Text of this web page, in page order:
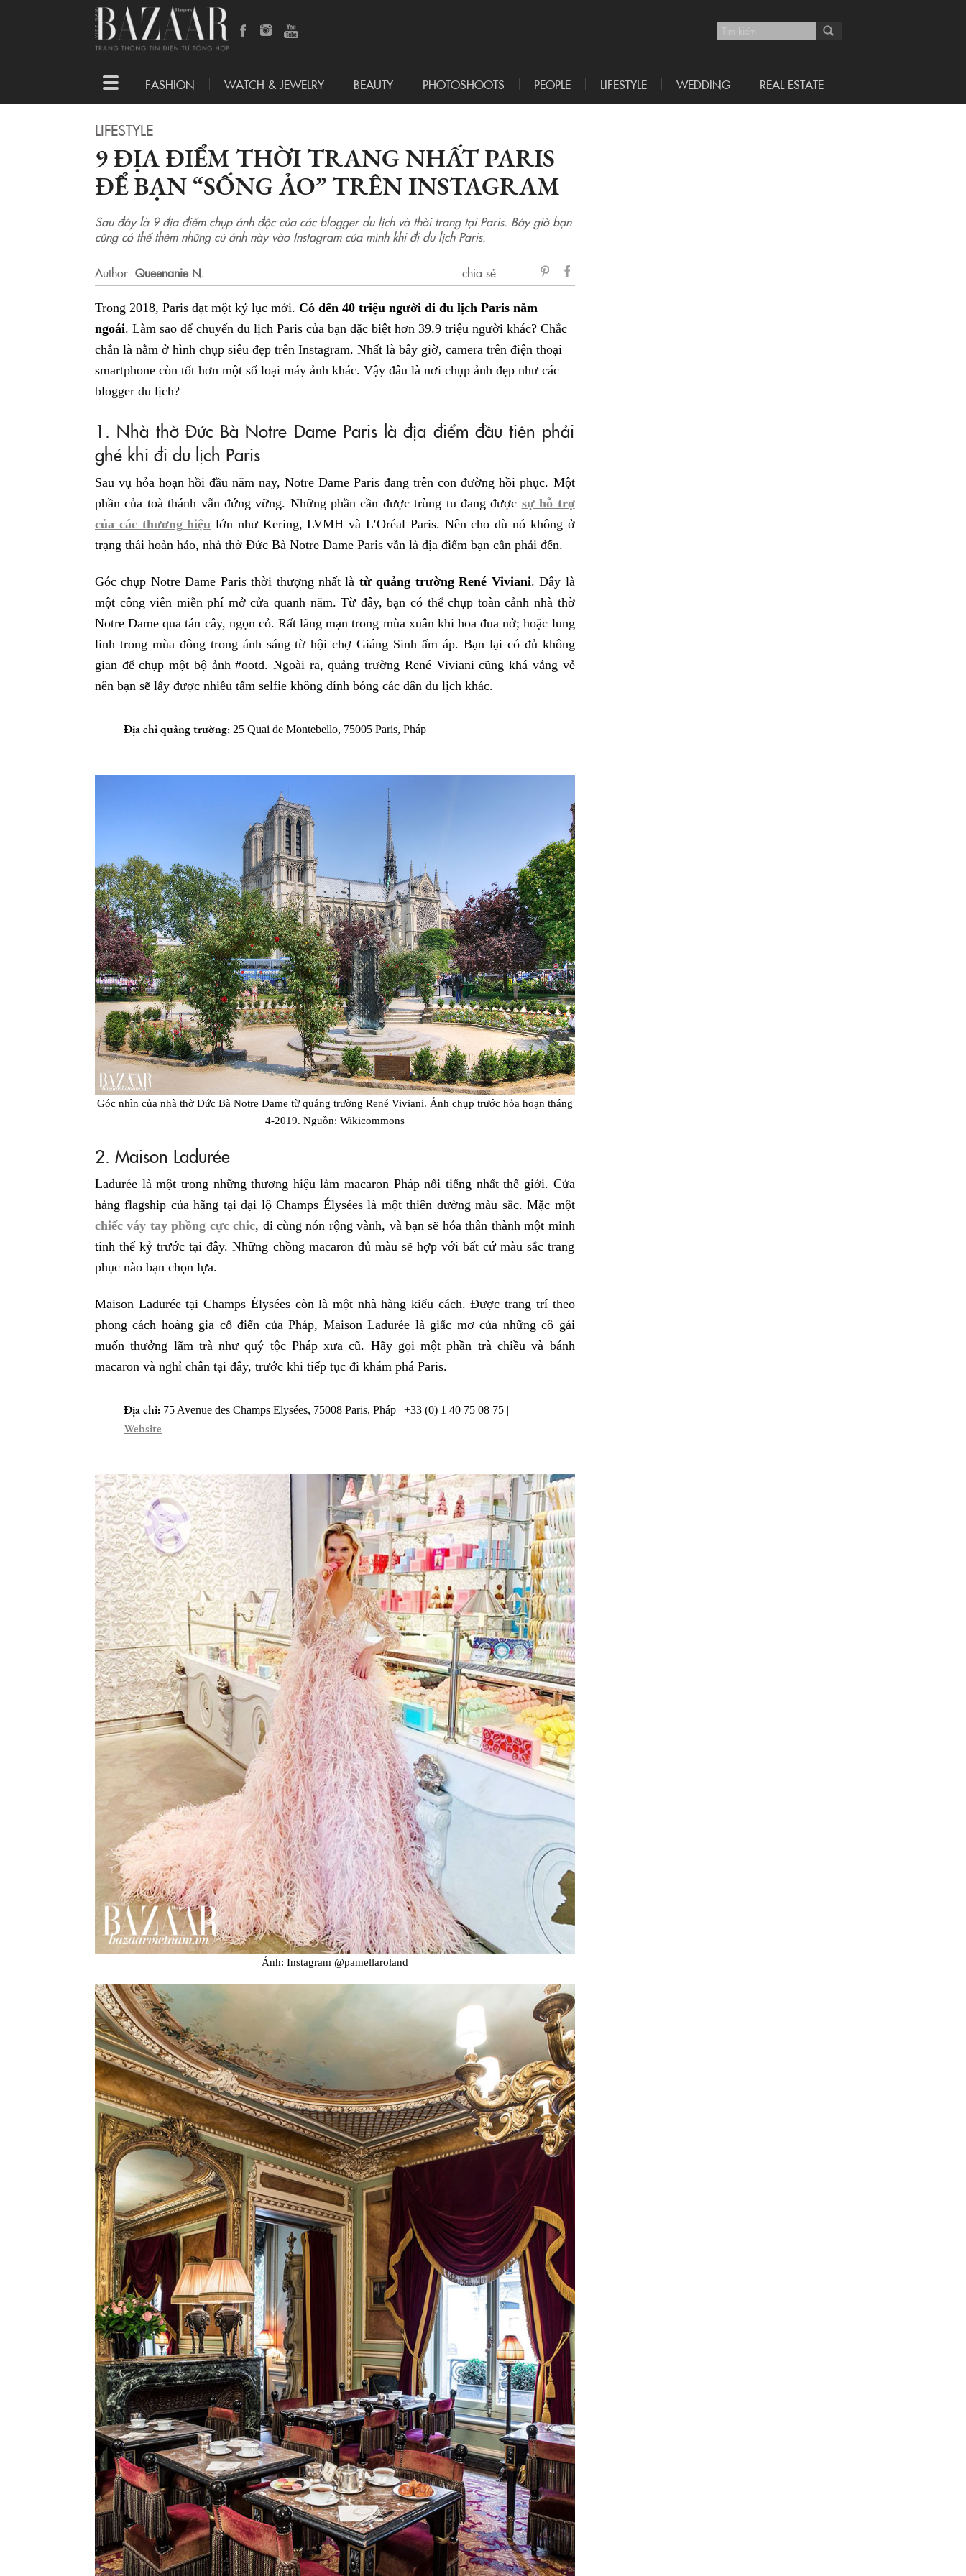
Toggle
navigation
FASHION WATCH & JEWELRY BEAUTY PHOTOSHOOTS PEOPLE LIFESTYLE WEDDING REAL ESTATE
LIFESTYLE
9 ĐỊA ĐIỂM THỜI TRANG NHẤT PARIS
ĐỂ BẠN “SỐNG ẢO” TRÊN INSTAGRAM
Sau đây là 9 địa điểm chụp ảnh độc của các blogger du lịch và thời trang tại Paris. Bây giờ bạn
cũng có thể thêm những cú ảnh này vào Instagram của mình khi đi du lịch Paris.
Author: Queenanie N.
chia sẻ
Trong 2018, Paris đạt một kỷ lục mới. Có đến 40 triệu người đi du lịch Paris năm
ngoái. Làm sao để chuyến du lịch Paris của bạn đặc biệt hơn 39.9 triệu người khác? Chắc
chắn là nằm ở hình chụp siêu đẹp trên Instagram. Nhất là bây giờ, camera trên điện thoại
smartphone còn tốt hơn một số loại máy ảnh khác. Vậy đâu là nơi chụp ảnh đẹp như các
blogger du lịch?
1. Nhà thờ Đức Bà Notre Dame Paris là địa điểm đầu tiên phải
ghé khi đi du lịch Paris
Sau vụ hỏa hoạn hồi đầu năm nay, Notre Dame Paris đang trên con đường hồi phục. Một
phần của toà thánh vẫn đứng vững. Những phần cần được trùng tu đang được sự hỗ trợ
của các thương hiệu lớn như Kering, LVMH và L’Oréal Paris. Nên cho dù nó không ở
trạng thái hoàn hảo, nhà thờ Đức Bà Notre Dame Paris vẫn là địa điểm bạn cần phải đến.
Góc chụp Notre Dame Paris thời thượng nhất là từ quảng trường René Viviani. Đây là
một công viên miễn phí mở cửa quanh năm. Từ đây, bạn có thể chụp toàn cảnh nhà thờ
Notre Dame qua tán cây, ngọn cỏ. Rất lãng mạn trong mùa xuân khi hoa đua nở; hoặc lung
linh trong mùa đông trong ánh sáng từ hội chợ Giáng Sinh ấm áp. Bạn lại có đủ không
gian để chụp một bộ ảnh #ootd. Ngoài ra, quảng trường René Viviani cũng khá vắng vẻ
nên bạn sẽ lấy được nhiều tấm selfie không dính bóng các dân du lịch khác.
Địa chỉ quảng trường: 25 Quai de Montebello, 75005 Paris, Pháp
Góc nhìn của nhà thờ Đức Bà Notre Dame từ quảng trường René Viviani. Ảnh chụp trước hỏa hoạn tháng
4-2019. Nguồn: Wikicommons
2. Maison Ladurée
Ladurée là một trong những thương hiệu làm macaron Pháp nổi tiếng nhất thế giới. Cửa
hàng flagship của hãng tại đại lộ Champs Élysées là một thiên đường màu sắc. Mặc một
chiếc váy tay phồng cực chic, đi cùng nón rộng vành, và bạn sẽ hóa thân thành một minh
tinh thế kỷ trước tại đây. Những chồng macaron đủ màu sẽ hợp với bất cứ màu sắc trang
phục nào bạn chọn lựa.
Maison Ladurée tại Champs Élysées còn là một nhà hàng kiểu cách. Được trang trí theo
phong cách hoàng gia cổ điển của Pháp, Maison Ladurée là giấc mơ của những cô gái
muốn thưởng lãm trà như quý tộc Pháp xưa cũ. Hãy gọi một phần trà chiều và bánh
macaron và nghỉ chân tại đây, trước khi tiếp tục đi khám phá Paris.
Địa chỉ: 75 Avenue des Champs Elysées, 75008 Paris, Pháp | +33 (0) 1 40 75 08 75 |
Website
Ảnh: Instagram @pamellaroland